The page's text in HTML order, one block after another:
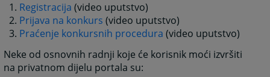
Registracija (video uputstvo)
Prijava na konkurs (video uputstvo)
Praćenje konkursnih procedura (video uputstvo)
Neke od osnovnih radnji koje će korisnik moći izvršiti
na privatnom dijelu portala su: